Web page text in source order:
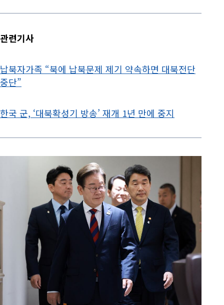
관련기사
납북자가족 “북에 납북문제 제기 약속하면 대북전단
중단”
한국 군, ‘대북확성기 방송’ 재개 1년 만에 중지